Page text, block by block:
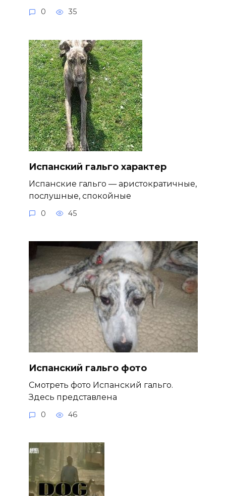
0 35
Испанский гальго характер
Испанские гальго — аристократичные,
послушные, спокойные
0 45
Испанский гальго фото
Смотреть фото Испанский гальго.
Здесь представлена
0 46